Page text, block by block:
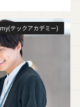
テックアカデミー)